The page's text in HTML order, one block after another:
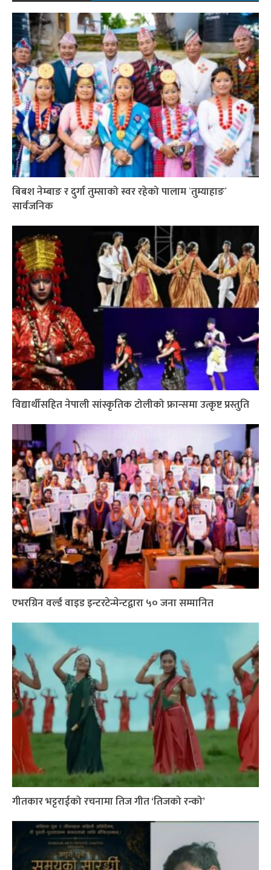
बिबश नेम्बाङ र दुर्गा तुम्साको स्वर रहेको पालाम `तुम्याहाङ´
सार्वजनिक
विद्यार्थीसहित नेपाली सांस्कृतिक टोलीको फ्रान्समा उत्कृष्ट प्रस्तुति
एभरग्रिन वर्ल्ड वाइड इन्टरटेन्मेन्टद्वारा ५० जना सम्मानित
गीतकार भट्टराईको रचनामा तिज गीत ‘तिजको रन्को’